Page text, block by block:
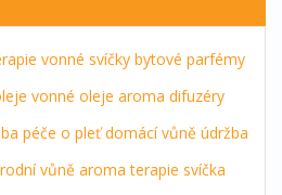
vonné svíčky bytové parfémy
vonné oleje aroma difuzéry
péče o pleť domácí vůně údržba
vůně aroma terapie svíčka